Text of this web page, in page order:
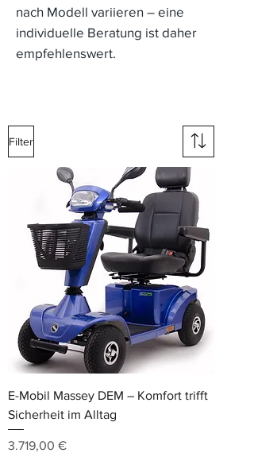
nach Modell variieren – eine
individuelle Beratung ist daher
empfehlenswert.
Filter
E-Mobil Massey DEM – Komfort trifft
Sicherheit im Alltag
Preis
3.719,00 €